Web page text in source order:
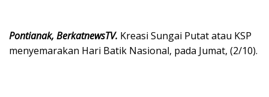
Pontianak, BerkatnewsTV. Kreasi Sungai Putat atau KSP
menyemarakan Hari Batik Nasional, pada Jumat, (2/10).